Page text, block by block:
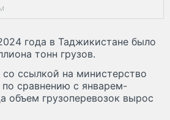
года в Таджикистане было
тонн грузов.
ссылкой на министерство
сравнению с январем-
объем грузоперевозок вырос